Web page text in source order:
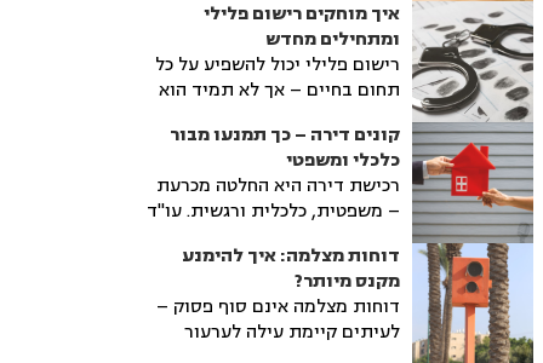
כלכלית ומשפחתית. הכתבה
מסבירה מה היתרונות של צוואה
הדדית, איך מנסחים אותה נכון,
ואילו טעויות כדאי להימנע מהן.
איך מוחקים רישום פלילי
ומתחילים מחדש
רישום פלילי יכול להשפיע על כל
תחום בחיים – אך לא תמיד הוא
להגיש בקשה למחיקת הרישום או
לבקש חנינה. עו"ד פלילי מסביר
מהם התנאים, איך מתבצע
התהליך, ומה חשוב לדעת לפני
שפונים לרשויות.
קונים דירה – כך תמנעו מבור
כלכלי ומשפטי
רכישת דירה היא החלטה מכרעת
– משפטית, כלכלית ורגשית. עו"ד
הנכס מבחינה משפטית, להימנע
ממוקשים נפוצים, ולוודא
שהרכישה מתבצעת בצורה נכונה
ושקופה.
דוחות מצלמה: איך להימנע
מקנס מיותר?
דוחות מצלמה אינם סוף פסוק –
לעיתים קיימת עילה לערעור